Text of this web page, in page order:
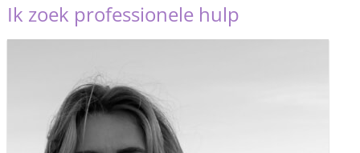
Ik zoek professionele hulp